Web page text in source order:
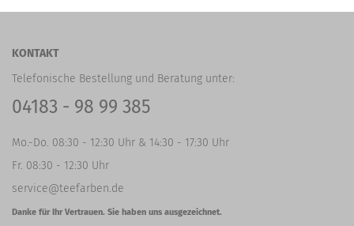
KONTAKT
Telefonische Bestellung und Beratung unter:
04183 - 98 99 385
Mo.-Do. 08:30 - 12:30 Uhr & 14:30 - 17:30 Uhr
Fr. 08:30 - 12:30 Uhr
service@teefarben.de
Danke für Ihr Vertrauen. Sie haben uns ausgezeichnet.